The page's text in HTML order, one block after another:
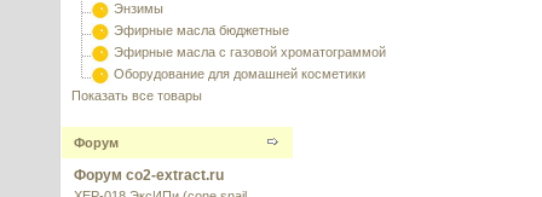
Энзимы
Эфирные масла бюджетные
Эфирные масла с газовой хроматограммой
Оборудование для домашней косметики
Показать все товары
Форум
Форум co2-extract.ru